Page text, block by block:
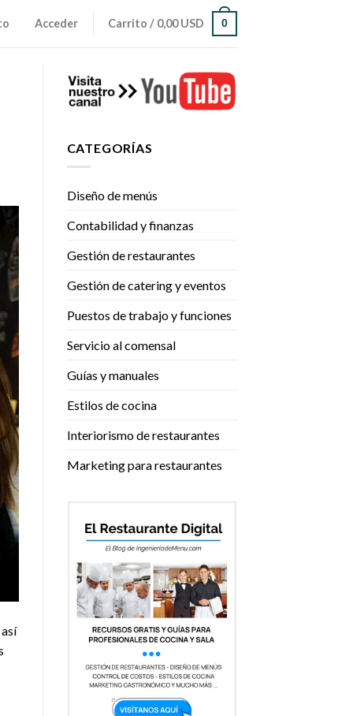
Acceder Carrito / 0,00 USD 0
CATEGORÍAS
Diseño de menús
Contabilidad y finanzas
Gestión de restaurantes
Gestión de catering y eventos
Puestos de trabajo y funciones
Servicio al comensal
Guías y manuales
Estilos de cocina
Interiorismo de restaurantes
Marketing para restaurantes